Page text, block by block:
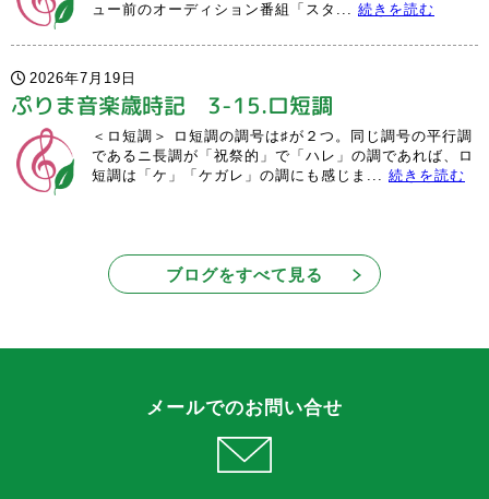
ュー前のオーディション番組「スタ... 続きを読む
2026年7月19日
ぷりま音楽歳時記 3-15.ロ短調
＜ロ短調＞ ロ短調の調号は♯が２つ。同じ調号の平行調
であるニ長調が「祝祭的」で「ハレ」の調であれば、ロ
短調は「ケ」「ケガレ」の調にも感じま... 続きを読む
ブログをすべて見る
メールでのお問い合せ